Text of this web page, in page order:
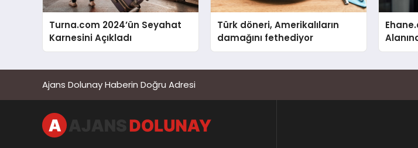
Turna.com 2024’ün Seyahat
Karnesini Açıkladı
Türk döneri, Amerikalıların
damağını fethediyor
Ajans Dolunay Haberin Doğru Adresi